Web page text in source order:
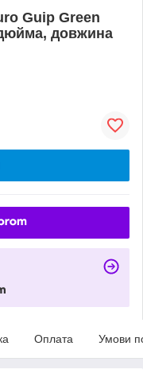
Guip Green
довжина
Оплата Умови